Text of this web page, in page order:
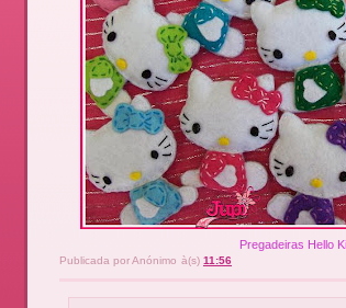
Pregadeiras Hello
Publicada porAnónimo à(s) 11:56